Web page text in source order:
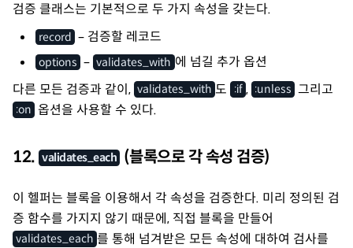
검증 클래스는 기본적으로 두 가지 속성을 갖는다.
record – 검증할 레코드
options – validates_with 에 넘길 추가 옵션
다른 모든 검증과 같이, validates_with 도 :if , :unless 그리고
:on 옵션을 사용할 수 있다.
12. validates_each (블록으로 각 속성 검증)
이 헬퍼는 블록을 이용해서 각 속성을 검증한다. 미리 정의된 검
증 함수를 가지지 않기 때문에, 직접 블록을 만들어
validates_each 를 통해 넘겨받은 모든 속성에 대하여 검사를